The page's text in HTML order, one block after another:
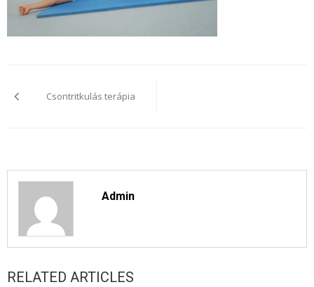
navigációCsontritkulás terápia
Admin
RELATED ARTICLES